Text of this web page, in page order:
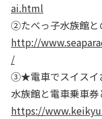
ai.html
②たべっ子水族館と
http://
/
③★電車でスイスイ
水族館と電車乗車券
https://